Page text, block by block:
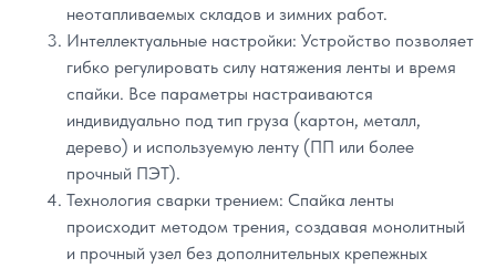
неотапливаемых складов и зимних работ.
Интеллектуальные настройки: Устройство позволяет
гибко регулировать силу натяжения ленты и время
спайки. Все параметры настраиваются
индивидуально под тип груза (картон, металл,
дерево) и используемую ленту (ПП или более
прочный ПЭТ).
Технология сварки трением: Спайка ленты
происходит методом трения, создавая монолитный
и прочный узел без дополнительных крепежных